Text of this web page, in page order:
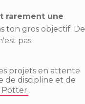
rarement une
ton gros objectif. De
pas
projets en attente
de discipline et de
Potter .